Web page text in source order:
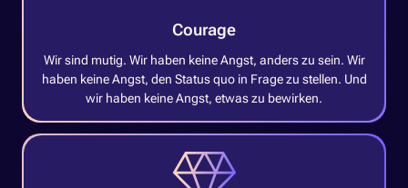
Courage
Wir sind mutig. Wir haben keine Angst, anders zu sein. Wir
haben keine Angst, den Status quo in Frage zu stellen. Und
wir haben keine Angst, etwas zu bewirken.